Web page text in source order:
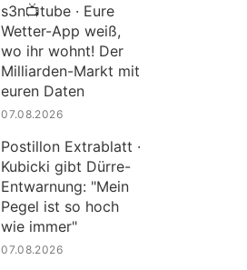
s3n📺tube · Eure
Wetter-App weiß,
wo ihr wohnt! Der
Milliarden-Markt mit
euren Daten
07.08.2026
Postillon Extrablatt ·
Kubicki gibt Dürre-
Entwarnung: "Mein
Pegel ist so hoch
wie immer"
07.08.2026